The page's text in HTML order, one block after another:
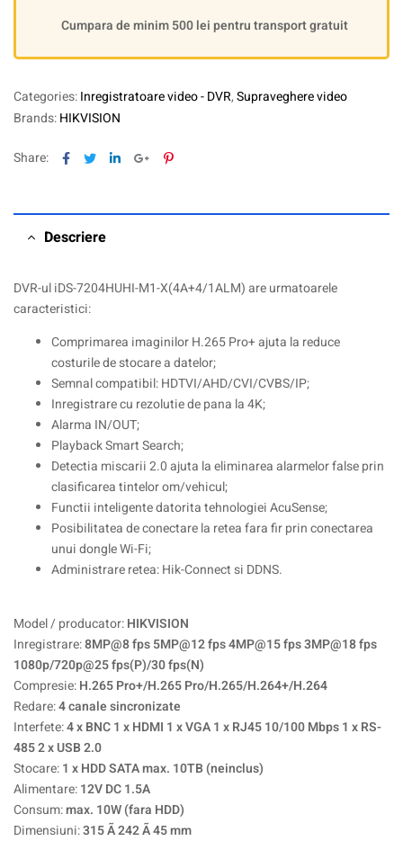
Cumpara de minim 500 lei pentru transport gratuit
Categories:Inregistratoare video - DVR,Supraveghere video
Brands:HIKVISION
Share: Facebook
TwitterLinkedinGoogle+Pinterest
Descriere
DVR-ul iDS-7204HUHI-M1-X(4A+4/1ALM) are urmatoarele
caracteristici:
Comprimarea imaginilor H.265 Pro+ ajuta la reduce
costurile de stocare a datelor;
Semnal compatibil: HDTVI/AHD/CVI/CVBS/IP;
Inregistrare cu rezolutie de pana la 4K;
Alarma IN/OUT;
Playback Smart Search;
Detectia miscarii 2.0 ajuta la eliminarea alarmelor false prin
clasificarea tintelor om/vehicul;
Functii inteligente datorita tehnologiei AcuSense;
Posibilitatea de conectare la retea fara fir prin conectarea
unui dongle Wi-Fi;
Administrare retea: Hik-Connect si DDNS.
Model / producator:HIKVISION
Inregistrare:8MP@8 fps 5MP@12 fps 4MP@15 fps 3MP@18 fps
1080p/720p@25 fps(P)/30 fps(N)
Compresie:H.265 Pro+/H.265 Pro/H.265/H.264+/H.264
Redare:4 canale sincronizate
Interfete:4 x BNC 1 x HDMI 1 x VGA 1 x RJ45 10/100 Mbps 1 x RS-
485 2 x USB 2.0
Stocare:1 x HDD SATA max. 10TB (neinclus)
Alimentare:12V DC 1.5A
Consum:max. 10W (fara HDD)
Dimensiuni:315 Ã 242 Ã 45 mm